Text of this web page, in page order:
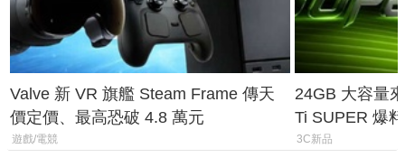
Valve 新 VR 旗艦 Steam Frame 傳天
價定價、最高恐破 4.8 萬元
遊戲/電競
24GB 大容量
Ti SUPER 爆
上市時間
3C新品